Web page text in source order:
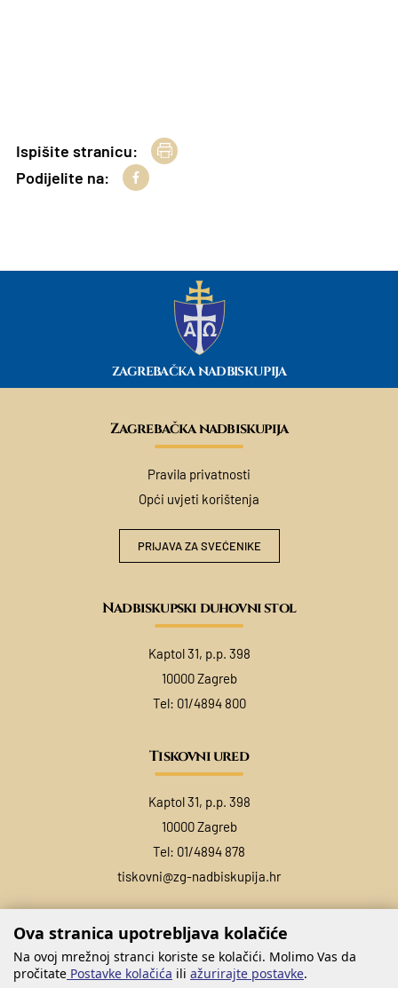
Ispišite stranicu:
Podijelite na:
ZAGREBAČKA NADBISKUPIJA
Zagrebačka nadbiskupija
Pravila privatnosti
Opći uvjeti korištenja
PRIJAVA ZA SVEĆENIKE
Nadbiskupski duhovni stol
Kaptol 31, p.p. 398
10000 Zagreb
Tel: 01/4894 800
Tiskovni ured
Kaptol 31, p.p. 398
10000 Zagreb
Tel: 01/4894 878
tiskovni@zg-nadbiskupija.hr
Ova stranica upotrebljava kolačiće
Na ovoj mrežnoj stranci koriste se kolačići. Molimo Vas da
pročitate Postavke kolačića ili ažurirajte postavke.